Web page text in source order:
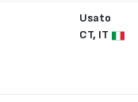
Usato
CT, IT